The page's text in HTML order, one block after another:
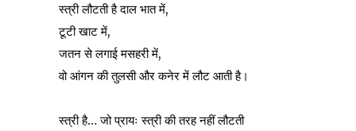
स्त्री लौटती है दाल भात में,
टूटी खाट में,
जतन से लगाई मसहरी में,
वो आंगन की तुलसी और कनेर में लौट आती है।
स्त्री है… जो प्रायः स्त्री की तरह नहीं लौटती